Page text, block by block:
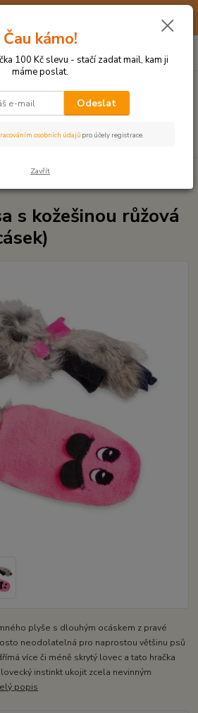
MÁME DOVOLENOU ☀️ OBJEDNÁVKY
Hledat
za0 Kč
HRAČKY
s kožešinou růžová
plyše s dlouhým ocáskem z pravé
neodolatelná pro naprostou většinu psů
více či méně skrytý lovec a tato hračka
instinkt ukojit zcela nevinným
popis
Čau kámo!
100 Kč slevu - stačí zadat mail, kam ji
máme poslat.
Odeslat
osobních údajů pro účely registrace.
Zavřít